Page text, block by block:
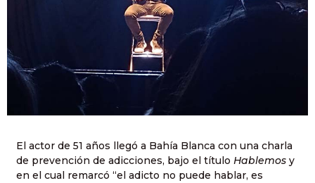
El actor de 51 años llegó a Bahía Blanca con una charla
de prevención de adicciones, bajo el título Hablemos y
en el cual remarcó “el adicto no puede hablar, es